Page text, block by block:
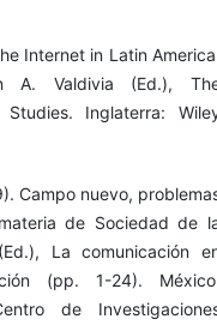
Internet in Latin
A. Valdivia (Ed.),
Inglaterra:
Campo nuevo,
de Sociedad de
La comunicación
(pp. 1-24).
de